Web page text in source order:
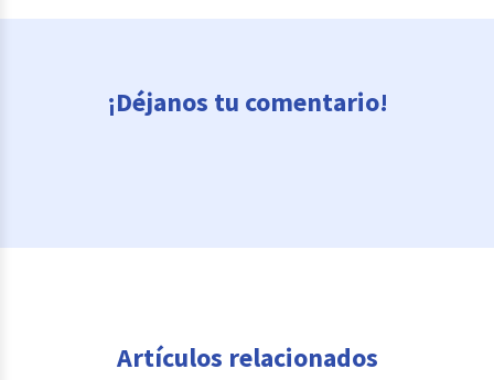
¡Déjanos tu comentario!
Artículos relacionados